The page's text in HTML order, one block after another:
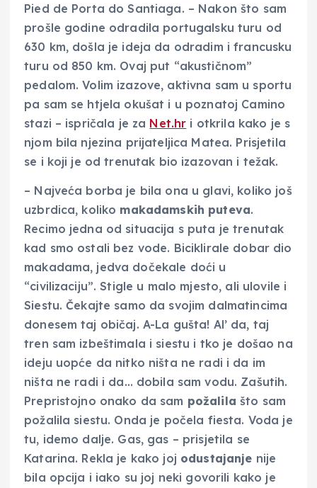
Pied de Porta do Santiaga. – Nakon što sam
prošle godine odradila portugalsku turu od
630 km, došla je ideja da odradim i francusku
turu od 850 km. Ovaj put “akustičnom”
pedalom. Volim izazove, aktivna sam u sportu
pa sam se htjela okušat i u poznatoj Camino
stazi – ispričala je za Net.hr i otkrila kako je s
njom bila njezina prijateljica Matea. Prisjetila
se i koji je od trenutak bio izazovan i težak.
– Najveća borba je bila ona u glavi, koliko još
uzbrdica, koliko makadamskih puteva.
Recimo jedna od situacija s puta je trenutak
kad smo ostali bez vode. Biciklirale dobar dio
makadama, jedva dočekale doći u
“civilizaciju”. Stigle u malo mjesto, ali ulovile i
Siestu. Čekajte samo da svojim dalmatincima
donesem taj običaj. A-La gušta! Al’ da, taj
tren sam izbeštimala i siestu i tko je došao na
ideju uopće da nitko ništa ne radi i da im
ništa ne radi i da… dobila sam vodu. Zašutih.
Prepristojno onako da sam požalila što sam
požalila siestu. Onda je počela fiesta. Voda je
tu, idemo dalje. Gas, gas – prisjetila se
Katarina. Rekla je kako joj odustajanje nije
bila opcija i iako su joj neki govorili kako je